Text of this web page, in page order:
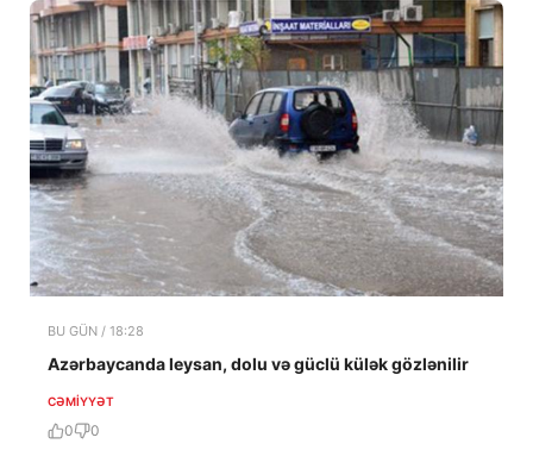
BU GÜN / 18:28
Azərbaycanda leysan, dolu və güclü külək gözlənilir
CƏMIYYƏT
0 0